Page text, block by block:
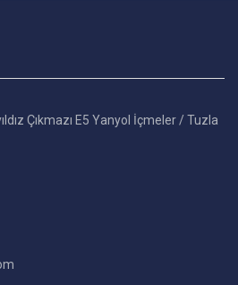
Çıkmazı E5 Yanyol İçmeler / Tuzla